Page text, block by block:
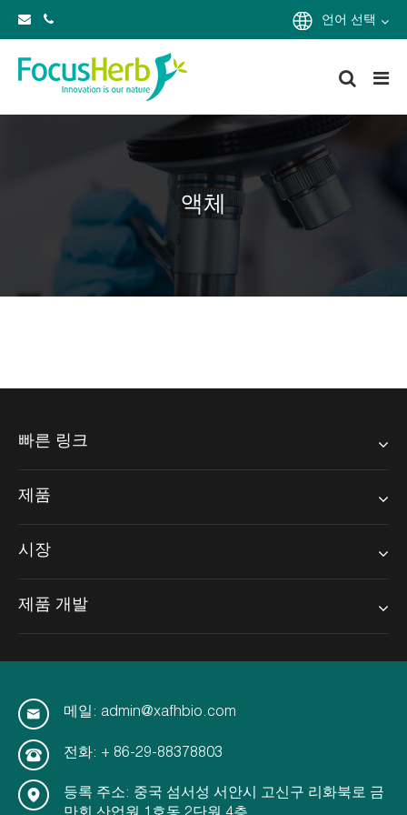
언어 선택
액체
빠른 링크
제품
시장
제품 개발
메일: admin@xafhbio.com
전화: + 86-29-88378803
등록 주소: 중국 섬서성 서안시 고신구 리화북로 금